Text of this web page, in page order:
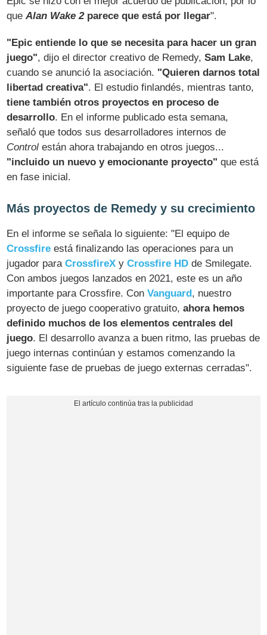
queAlan Wake 2parece que está por llegar".
"Epic entiende lo que se necesita para hacer un gran
juego", dijo el director creativo de Remedy,Sam Lake,
cuando se anunció la asociación. "Quieren darnos total
libertad creativa". El estudio finlandés, mientras tanto,
tiene también otros proyectos en proceso de
desarrollo. En el informe publicado esta semana,
señaló que todos sus desarrolladores internos de
Control están ahora trabajando en otros juegos...
"incluido un nuevo y emocionante proyecto" que está
en fase inicial.
Más proyectos de Remedy y su crecimiento
En el informe se señala lo siguiente: "El equipo de
Crossfire está finalizando las operaciones para un
jugador paraCrossfireX yCrossfire HD de Smilegate.
Con ambos juegos lanzados en 2021, este es un año
importante para Crossfire. ConVanguard , nuestro
proyecto de juego cooperativo gratuito, ahora hemos
definido muchos de los elementos centrales del
juego. El desarrollo avanza a buen ritmo, las pruebas de
juego internas continúan y estamos comenzando la
siguiente fase de pruebas de juego externas cerradas".